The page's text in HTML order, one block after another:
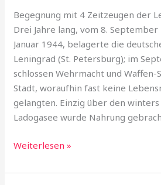
Begegnung mit 4 Zeitzeugen der
Drei Jahre lang, vom 8. September
Januar 1944, belagerte die
Leningrad (St. Petersburg); im
schlossen Wehrmacht und Waffen-
Stadt, woraufhin fast keine
gelangten. Einzig über den
Ladogasee wurde Nahrung
Weiterlesen »